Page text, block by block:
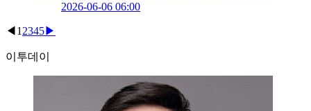
2026-06-06 06:00
◀ 1 2345▶
이투데이